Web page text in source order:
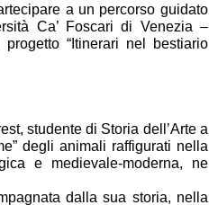
a un percorso guidato
Ca’ Foscari di Venezia –
“Itinerari nel bestiario
studente di Storia dell’Arte a
degli animali raffigurati nella
e medievale-moderna, ne
dalla sua storia, nella